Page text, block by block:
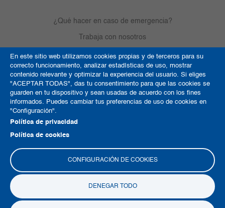
En este sitio web utilizamos cookies propias y de terceros para su
correcto funcionamiento, analizar estadísticas de uso, mostrar
contenido relevante y optimizar la experiencia del usuario. Si eliges
"ACEPTAR TODAS", das tu consentimiento para que las cookies se
guarden en tu dispositivo y sean usadas de acuerdo con los fines
informados. Puedes cambiar tus preferencias de uso de cookies en
"Configuración".
Política de privacidad
Política de cookies
CONFIGURACIÓN DE COOKIES
DENEGAR TODO
¿Qué hacer en caso de emergencia?
Trabaja con nosotros
Derechos de autor
Política de Cookies
Términos y condiciones
Copyright © 2026 Clínica La Colina